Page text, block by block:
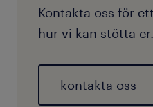
Kontakta oss för
hur vi kan stötta er.
kontakta oss